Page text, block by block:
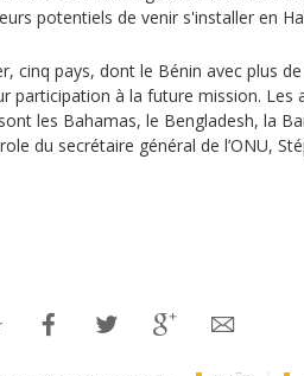
potentiels de venir s'installer en
cinq pays, dont le Bénin avec plus
participation à la future mission.
les Bahamas, le Bengladesh, la
du secrétaire général de l’ONU,